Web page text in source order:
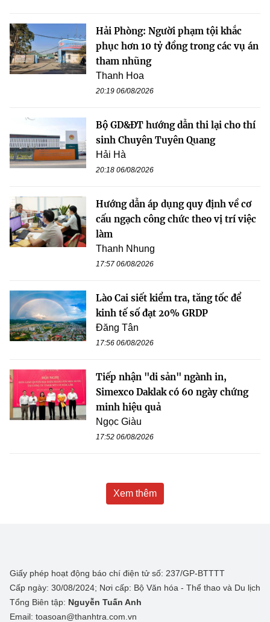
Hải Phòng: Người phạm tội khắc
phục hơn 10 tỷ đồng trong các vụ án
tham nhũng
Thanh Hoa
20:19 06/08/2026
Bộ GD&ĐT hướng dẫn thi lại cho thí
sinh Chuyên Tuyên Quang
Hải Hà
20:18 06/08/2026
Hướng dẫn áp dụng quy định về cơ
cấu ngạch công chức theo vị trí việc
làm
Thanh Nhung
17:57 06/08/2026
Lào Cai siết kiểm tra, tăng tốc để
kinh tế số đạt 20% GRDP
Đăng Tân
17:56 06/08/2026
Tiếp nhận "di sản" ngành in,
Simexco Daklak có 60 ngày chứng
minh hiệu quả
Ngọc Giàu
17:52 06/08/2026
Xem thêm
Giấy phép hoạt động báo chí điện tử số: 237/GP-BTTTT
Cấp ngày: 30/08/2024; Nơi cấp: Bộ Văn hóa - Thể thao và Du lịch
Tổng Biên tập: Nguyễn Tuấn Anh
Email: toasoan@thanhtra.com.vn